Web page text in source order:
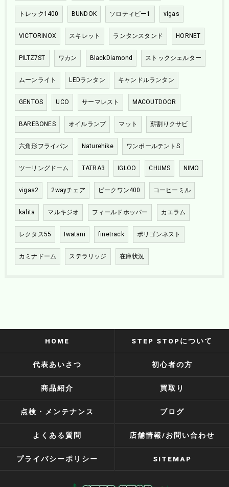
トレック1400 BUNDOK ソロティピー1 vigas
VICTORINOX スキレット ランタンスタンド HORNET
PILTZ7ST ワカン BlackDiamond ストックシェルター
ムーンライト LEDランタン キャンドルランタン
GENTOS UCO サーマレスト MACOUTDOOR
BAREBONES オイルランプ マット 薪割りクサビ
六角形フライパン Naturehike ワンポールテントS
ツーリングドーム TATRA3 IGLOO CHUMS NIMO
vigas2 2wayチェア ピークワン400 コーヒーミル
kalita マルキジオ フィールドホッパー カエラム
レクタス55 Iwatani finetrack ポリゴンネスト
カミナドーム ステラリッジ 在庫状況
HOME STEP STOPについて
代表あいさつ 初心者の方
商品紹介 買取り
点検・メンテナンス ブログ
よくある質問 店舗情報/お問い合わせ
プライバシーポリシー SITEMAP